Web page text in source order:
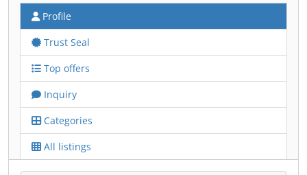
Profile
Trust Seal
Top offers
Inquiry
Categories
All listings